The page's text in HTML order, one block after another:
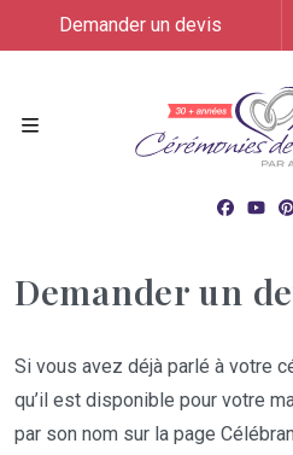
Demander un devis
Demander un
Si vous avez déjà parlé à votre
qu’il est disponible pour votre
par son nom sur la page